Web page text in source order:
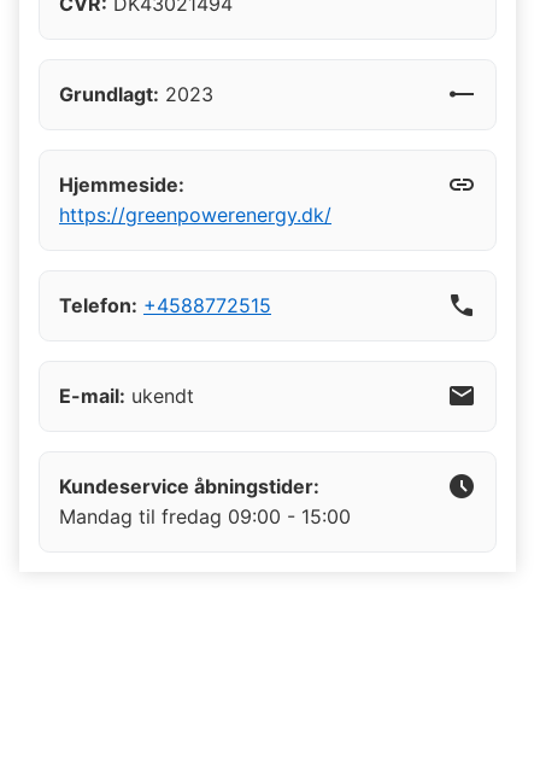
line_start
Grundlagt: 2023
link
Hjemmeside:
https://greenpowerenergy.dk/
call
Telefon: +4588772515
mail
E-mail: ukendt
schedule
Kundeservice åbningstider:
Mandag til fredag 09:00 - 15:00